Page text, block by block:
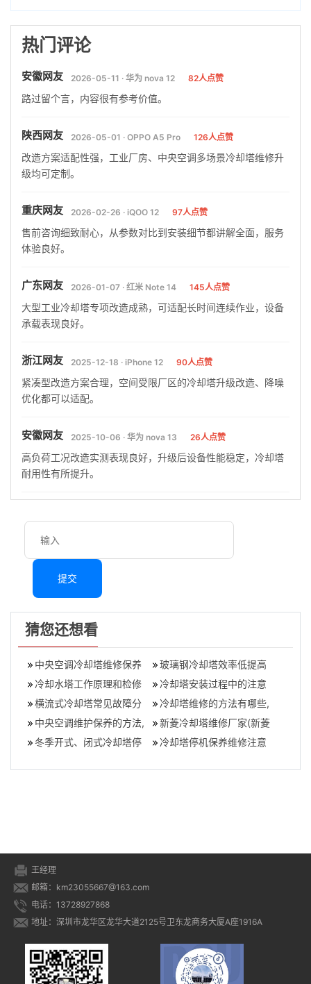
热门评论
安徽网友 2026-05-11 · 华为 nova 12 82人点赞
路过留个言，内容很有参考价值。
陕西网友 2026-05-01 · OPPO A5 Pro 126人点赞
改造方案适配性强，工业厂房、中央空调多场景冷却塔维修升
级均可定制。
重庆网友 2026-02-26 · iQOO 12 97人点赞
售前咨询细致耐心，从参数对比到安装细节都讲解全面，服务
体验良好。
广东网友 2026-01-07 · 红米 Note 14 145人点赞
大型工业冷却塔专项改造成熟，可适配长时间连续作业，设备
承载表现良好。
浙江网友 2025-12-18 · iPhone 12 90人点赞
紧凑型改造方案合理，空间受限厂区的冷却塔升级改造、降噪
优化都可以适配。
安徽网友 2025-10-06 · 华为 nova 13 26人点赞
高负荷工况改造实测表现良好，升级后设备性能稳定，冷却塔
耐用性有所提升。
提交
猜您还想看
中央空调冷却塔维修保养
注意事项(冷却塔换季维护
有哪些内容
玻璃钢冷却塔效率低提高
冷却塔排风量的方法(如何
提升冷却塔
冷却水塔工作原理和检修
方法
冷却塔安装过程中的注意
事项
横流式冷却塔常见故障分
析,冷却塔故障维修解决方
案
冷却塔维修的方法有哪些,
维修冷却塔的工序
中央空调维护保养的方法,
空调冷却塔怎么去维护保
新菱冷却塔维修厂家(新菱
冷却塔怎么样)
冬季开式、闭式冷却塔停
冷却塔停机保养维修注意
王经理
邮箱：km23055667@163.com
电话：13728927868
地址：深圳市龙华区龙华大道2125号卫东龙商务大厦A座1916A